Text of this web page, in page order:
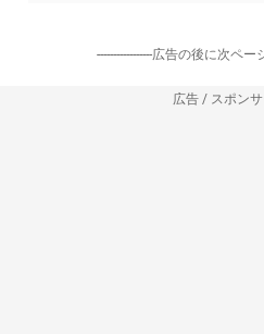
-----------------広告の後に次ペー
広告 / スポン